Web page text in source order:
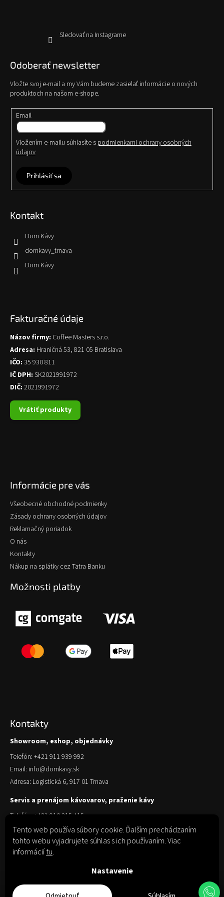
Tento web používa súbory cookie. Ďalším prechádzaním
tohto webu vyjadrujete súhlas s ich používaním. Viac
informáciítu.
Nastavenie
Sledovať na Instagrame
Odoberať newsletter
Vložte svoj e-mail a my Vám budeme zasielať informácie o nových
produktoch na našom e-shope.
Email
Vložením e-mailu súhlasíte s podmienkami ochrany osobných
údajov
Prihlásiť sa
Kontakt
Dom Kávy
domkavy_trnava
Dom Kávy
Fakturačné údaje
Názov firmy: Coffee Masters s.r.o.
Adresa: Hraničná 53, 821 05 Bratislava
IČO: 35 930 811
IČ DPH: SK2021991972
DIČ: 2021991972
Vrátiť produkty
Informácie pre vás
Všeobecné obchodné podmienky
Zásady ochrany osobných údajov
Reklamačný poriadok
O nás
Kontakty
Nákup na splátky cez Tatra Banku
Možnosti platby
Kontakty
Showroom, eshop, objednávky
Telefón: +421 911 939 992
Email: info@domkavy.sk
Adresa: Logistická 6, 917 01 Trnava
Servis a prenájom kávovarov, praženie kávy
Telefón: +421 910 315 415
Email: obchod@domkavy.sk
Adresa: Logistická 6, 917 01 Trnava